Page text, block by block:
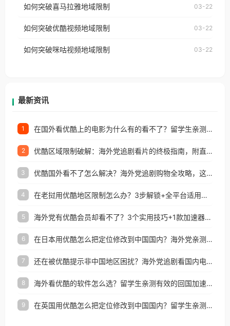
台湾、美国、加拿大、澳大利亚、欧洲等国家和地区
权限制所困扰。
制问题，且仅能在中国大陆地区播放。 遇到这个问题
户收听网易云音乐地区版权限制」的问题，无论人在
如何突破喜马拉雅地域限制 03-22
如何突破优酷视频地域限制 03-22
如何突破咪咕视频地域限制 03-22
最新资讯
1 在国外看优酷上的电影为什么有的看不了？留学生亲测有效的回国加速方案
2 优酷区域限制破解：海外党追剧看片的终极指南，附直播欧冠+1905电影网解决方案
3 优酷国外看不了怎么解决？海外党追剧购物全攻略，这招亲测有效！
4 在老挝用优酷地区限制怎么办？3步解锁+全平台适用的回国加速器指南
5 海外党有优酷会员却看不了？3个实用技巧+1款加速器解决追剧&金融APP难题
6 在日本用优酷怎么把定位修改到中国国内？海外党亲测有效的回国加速指南
7 还在被优酷提示非中国地区困扰？海外党追剧看国内电影的正确打开方式
8 海外看优酷的软件怎么选？留学生亲测有效的回国加速方案
9 在英国用优酷怎么把定位修改到中国国内？留学生亲测有效的回国加速方案